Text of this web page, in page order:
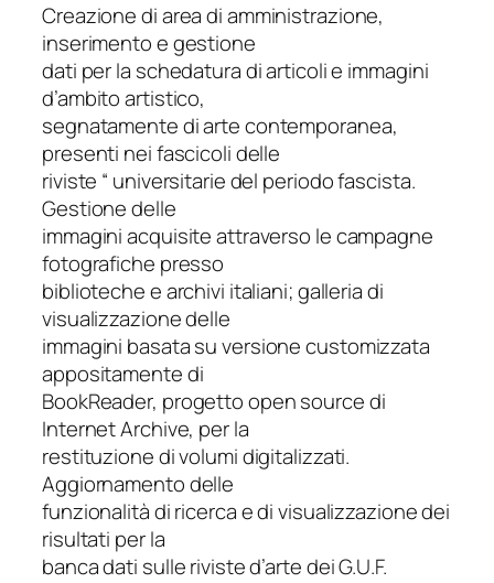
Creazione di area di amministrazione,
inserimento e gestione
dati per la schedatura di articoli e immagini
d’ambito artistico,
segnatamente di arte contemporanea,
presenti nei fascicoli delle
riviste “ universitarie del periodo fascista.
Gestione delle
immagini acquisite attraverso le campagne
fotografiche presso
biblioteche e archivi italiani; galleria di
visualizzazione delle
immagini basata su versione customizzata
appositamente di
BookReader, progetto open source di
Internet Archive, per la
restituzione di volumi digitalizzati.
Aggiornamento delle
funzionalità di ricerca e di visualizzazione dei
risultati per la
banca dati sulle riviste d’arte dei G.U.F.